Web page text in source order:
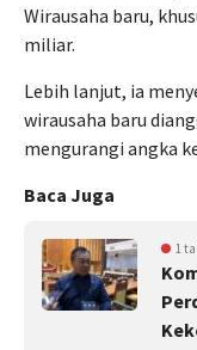
Wirausaha baru,
miliar.
Lebih lanjut, ia
wirausaha baru
mengurangi angka
Baca Juga
1